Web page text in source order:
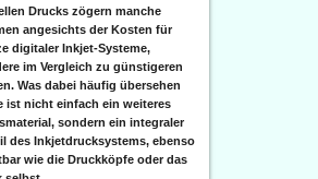
Drucks zögern manche
angesichts der Kosten für
digitaler Inkjet-Systeme,
im Vergleich zu günstigeren
Was dabei häufig übersehen
ist nicht einfach ein weiteres
sondern ein integraler
des Inkjetdrucksystems, ebenso
wie die Druckköpfe oder das